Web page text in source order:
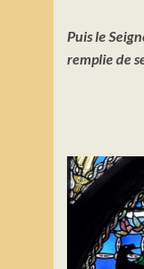
Puis le
remplie de